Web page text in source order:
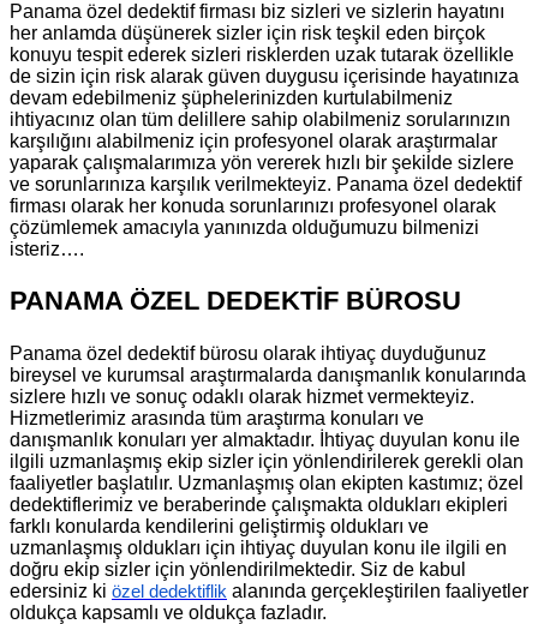
Panama özel dedektif firması biz sizleri ve sizlerin hayatını
her anlamda düşünerek sizler için risk teşkil eden birçok
konuyu tespit ederek sizleri risklerden uzak tutarak özellikle
de sizin için risk alarak güven duygusu içerisinde hayatınıza
devam edebilmeniz şüphelerinizden kurtulabilmeniz
ihtiyacınız olan tüm delillere sahip olabilmeniz sorularınızın
karşılığını alabilmeniz için profesyonel olarak araştırmalar
yaparak çalışmalarımıza yön vererek hızlı bir şekilde sizlere
ve sorunlarınıza karşılık verilmekteyiz. Panama özel dedektif
firması olarak her konuda sorunlarınızı profesyonel olarak
çözümlemek amacıyla yanınızda olduğumuzu bilmenizi
isteriz….
PANAMA ÖZEL DEDEKTİF BÜROSU
Panama özel dedektif bürosu olarak ihtiyaç duyduğunuz
bireysel ve kurumsal araştırmalarda danışmanlık konularında
sizlere hızlı ve sonuç odaklı olarak hizmet vermekteyiz.
Hizmetlerimiz arasında tüm araştırma konuları ve
danışmanlık konuları yer almaktadır. İhtiyaç duyulan konu ile
ilgili uzmanlaşmış ekip sizler için yönlendirilerek gerekli olan
faaliyetler başlatılır. Uzmanlaşmış olan ekipten kastımız; özel
dedektiflerimiz ve beraberinde çalışmakta oldukları ekipleri
farklı konularda kendilerini geliştirmiş oldukları ve
uzmanlaşmış oldukları için ihtiyaç duyulan konu ile ilgili en
doğru ekip sizler için yönlendirilmektedir. Siz de kabul
edersiniz ki özel dedektiflik alanında gerçekleştirilen faaliyetler
oldukça kapsamlı ve oldukça fazladır.